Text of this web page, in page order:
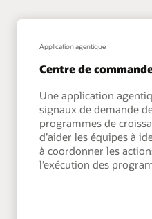
Application agentique
Centre de
Une application
signaux de demande
programmes de
d’aider les équipes à
à coordonner les
l’exécution des